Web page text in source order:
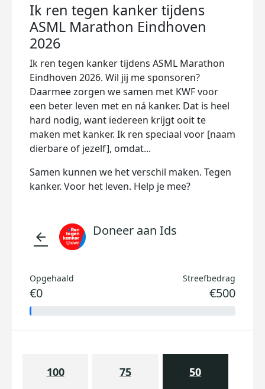
Ik ren tegen kanker tijdens
ASML Marathon Eindhoven
2026
Ik ren tegen kanker tijdens ASML Marathon
Eindhoven 2026. Wil jij me sponsoren?
Daarmee zorgen we samen met KWF voor
een beter leven met en ná kanker. Dat is heel
hard nodig, want iedereen krijgt ooit te
maken met kanker. Ik ren speciaal voor [naam
dierbare of jezelf], omdat...
Samen kunnen we het verschil maken. Tegen
kanker. Voor het leven. Help je mee?
arrow_back Doneer aan Ids
Opgehaald
€0
Streefbedrag
€500
100 75 50